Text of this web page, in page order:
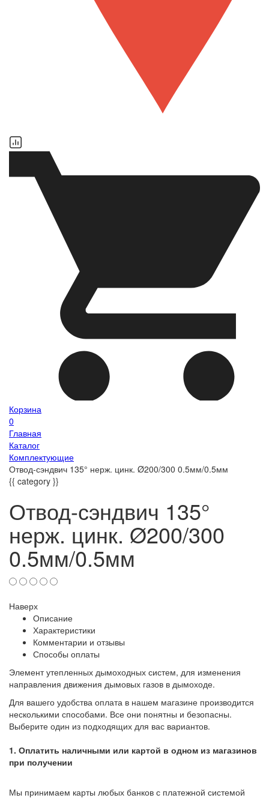
Корзина
0
Главная
Каталог
Комплектующие
Отвод-сэндвич 135° нерж. цинк. Ø200/300 0.5мм/0.5мм
{{ category }}
Отвод-сэндвич 135°
нерж. цинк. Ø200/300
0.5мм/0.5мм
Наверх
Описание
Характеристики
Комментарии и отзывы
Способы оплаты
Элемент утепленных дымоходных систем, для изменения
направления движения дымовых газов в дымоходе.
Для вашего удобства оплата в нашем магазине производится
несколькими способами. Все они понятны и безопасны.
Выберите один из подходящих для вас вариантов.
1. Оплатить наличными или картой в одном из магазинов
при получении
Мы принимаем карты любых банков с платежной системой